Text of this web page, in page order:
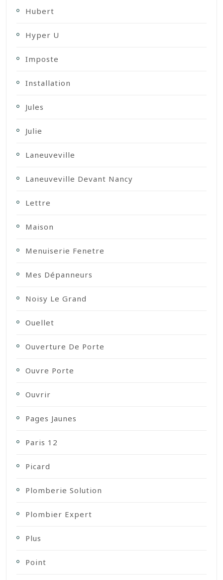
Hubert
Hyper U
Imposte
Installation
Jules
Julie
Laneuveville
Laneuveville Devant Nancy
Lettre
Maison
Menuiserie Fenetre
Mes Dépanneurs
Noisy Le Grand
Ouellet
Ouverture De Porte
Ouvre Porte
Ouvrir
Pages Jaunes
Paris 12
Picard
Plomberie Solution
Plombier Expert
Plus
Point